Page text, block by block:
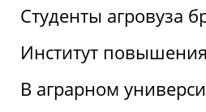
Студенты агровуза
Институт
В аграрном